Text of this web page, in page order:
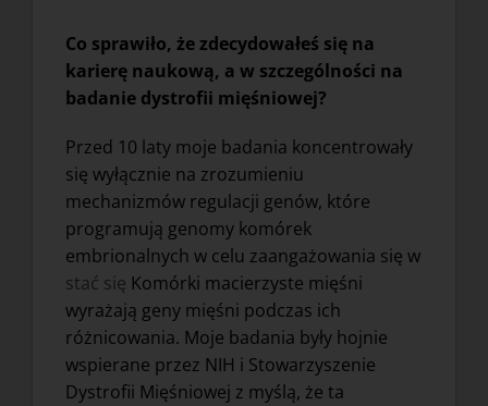
Co sprawiło, że zdecydowałeś się na
karierę naukową, a w szczególności na
badanie dystrofii mięśniowej?
Przed 10 laty moje badania koncentrowały
się wyłącznie na zrozumieniu
mechanizmów regulacji genów, które
programują genomy komórek
embrionalnych w celu zaangażowania się w
stać się Komórki macierzyste mięśni
wyrażają geny mięśni podczas ich
różnicowania. Moje badania były hojnie
wspierane przez NIH i Stowarzyszenie
Dystrofii Mięśniowej z myślą, że ta